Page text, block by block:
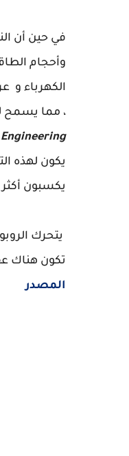
في حين أن
وأحجام
الكهرباء و
، مما يسمح
Engineering
يكون لهذه
يكسبون أكثر من 5.5 دولارًا
يتحرك
تكون هناك
المصدر